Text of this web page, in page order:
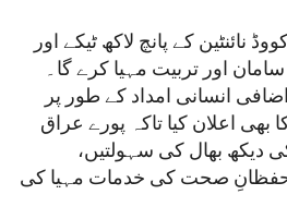
نائنٹین کے پانچ لاکھ ٹیکے اور
اور تربیت مہیا کرے گا۔
انسانی امداد کے طور پر
بھی اعلان کیا تاکہ پورے عراق
دیکھ بھال کی سہولتیں،
حفظانِ صحت کی خدمات مہیا کی